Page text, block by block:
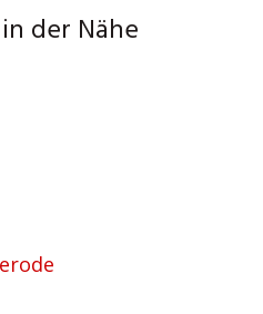
der Nähe